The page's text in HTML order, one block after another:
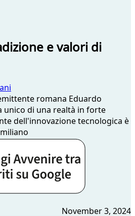
e valori di
romana Eduardo
unico di una realtà in forte
dell'innovazione tecnologica è
November 3, 2024